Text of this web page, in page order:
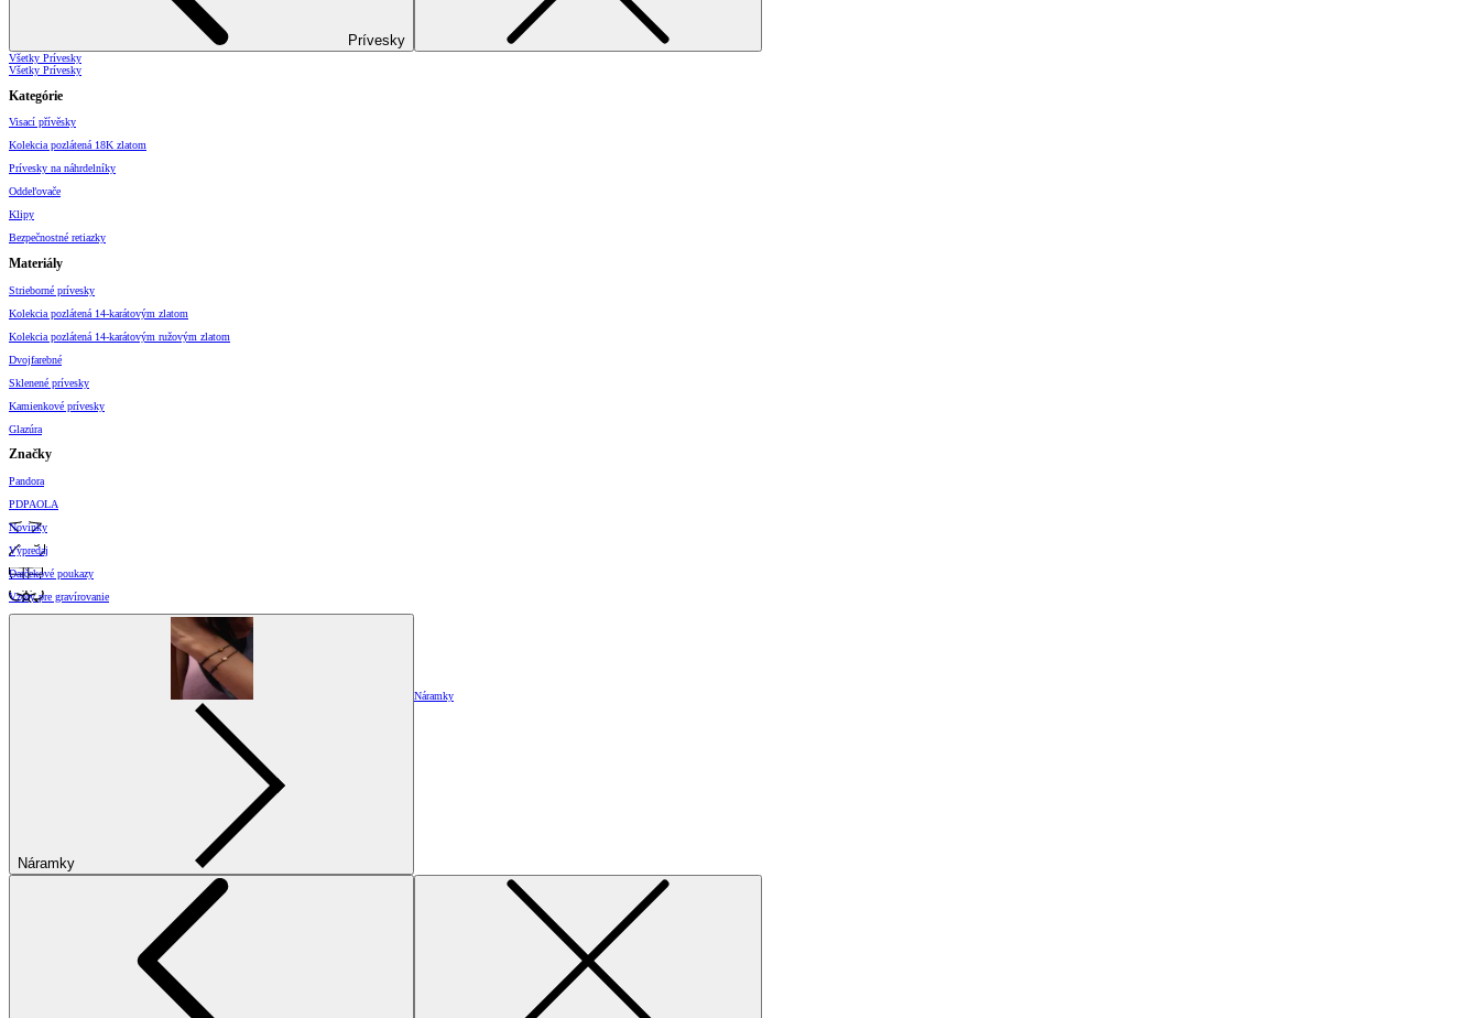
Prívesky
Všetky Prívesky
Všetky Prívesky
Kategórie
Visací přívěsky
Kolekcia pozlátená 18K zlatom
Prívesky na náhrdelníky
Oddeľovače
Klipy
Bezpečnostné retiazky
Materiály
Strieborné prívesky
Kolekcia pozlátená 14-karátovým zlatom
Kolekcia pozlátená 14-karátovým ružovým zlatom
Dvojfarebné
Sklenené prívesky
Kamienkové prívesky
Glazúra
Značky
Pandora
PDPAOLA
Novinky
Výpredaj
Darčekové poukazy
Vzory pre gravírovanie
Náramky
Náramky